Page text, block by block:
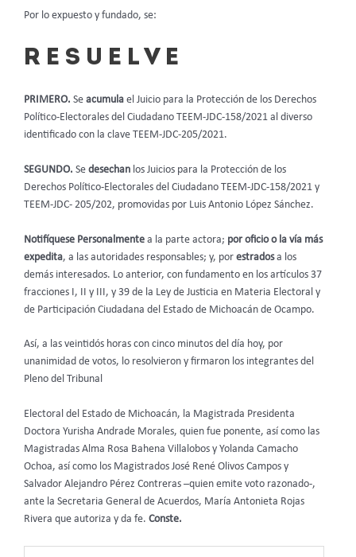
Por lo expuesto y fundado, se:
R E S U E L V E
PRIMERO. Se acumula el Juicio para la Protección de los Derechos
Político-Electorales del Ciudadano TEEM-JDC-158/2021 al diverso
identificado con la clave TEEM-JDC-205/2021.
SEGUNDO. Se desechan los Juicios para la Protección de los
Derechos Político-Electorales del Ciudadano TEEM-JDC-158/2021 y
TEEM-JDC- 205/202, promovidas por Luis Antonio López Sánchez.
Notifíquese Personalmente a la parte actora; por oficio o la vía más
expedita, a las autoridades responsables; y, por estradosa los
demás interesados. Lo anterior, con fundamento en los artículos 37
fracciones I, II y III, y 39 de la Ley de Justicia en Materia Electoral y
de Participación Ciudadana del Estado de Michoacán de Ocampo.
Así, a las veintidós horas con cinco minutos del día hoy, por
unanimidad de votos, lo resolvieron y firmaron los integrantes del
Pleno del Tribunal
Electoral del Estado de Michoacán, la Magistrada Presidenta
Doctora Yurisha Andrade Morales, quien fue ponente, así como las
Magistradas Alma Rosa Bahena Villalobos y Yolanda Camacho
Ochoa, así como los Magistrados José René Olivos Campos y
Salvador Alejandro Pérez Contreras –quien emite voto razonado-,
ante la Secretaria General de Acuerdos, María Antonieta Rojas
Rivera que autoriza y da fe. Conste.